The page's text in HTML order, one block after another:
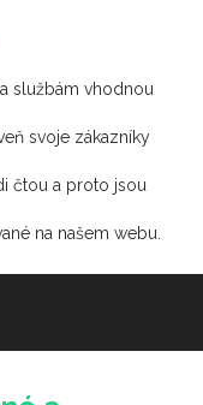
službám vhodnou
svoje zákazníky
čtou a proto jsou
na našem webu.